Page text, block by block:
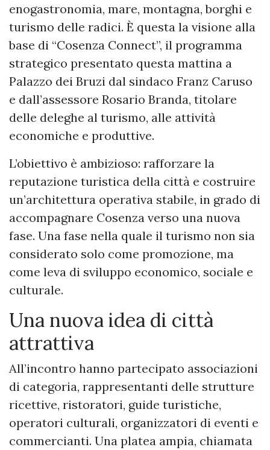
enogastronomia, mare, montagna, borghi e
turismo delle radici. È questa la visione alla
base di “Cosenza Connect”, il programma
strategico presentato questa mattina a
Palazzo dei Bruzi dal sindaco Franz Caruso
e dall’assessore Rosario Branda, titolare
delle deleghe al turismo, alle attività
economiche e produttive.
L’obiettivo è ambizioso: rafforzare la
reputazione turistica della città e costruire
un’architettura operativa stabile, in grado di
accompagnare Cosenza verso una nuova
fase. Una fase nella quale il turismo non sia
considerato solo come promozione, ma
come leva di sviluppo economico, sociale e
culturale.
Una nuova idea di città
attrattiva
All’incontro hanno partecipato associazioni
di categoria, rappresentanti delle strutture
ricettive, ristoratori, guide turistiche,
operatori culturali, organizzatori di eventi e
commercianti. Una platea ampia, chiamata